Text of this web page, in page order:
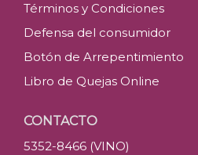
Términos y Condiciones
Defensa del consumidor
Botón de Arrepentimiento
Libro de Quejas Online
CONTACTO
5352-8466 (VINO)